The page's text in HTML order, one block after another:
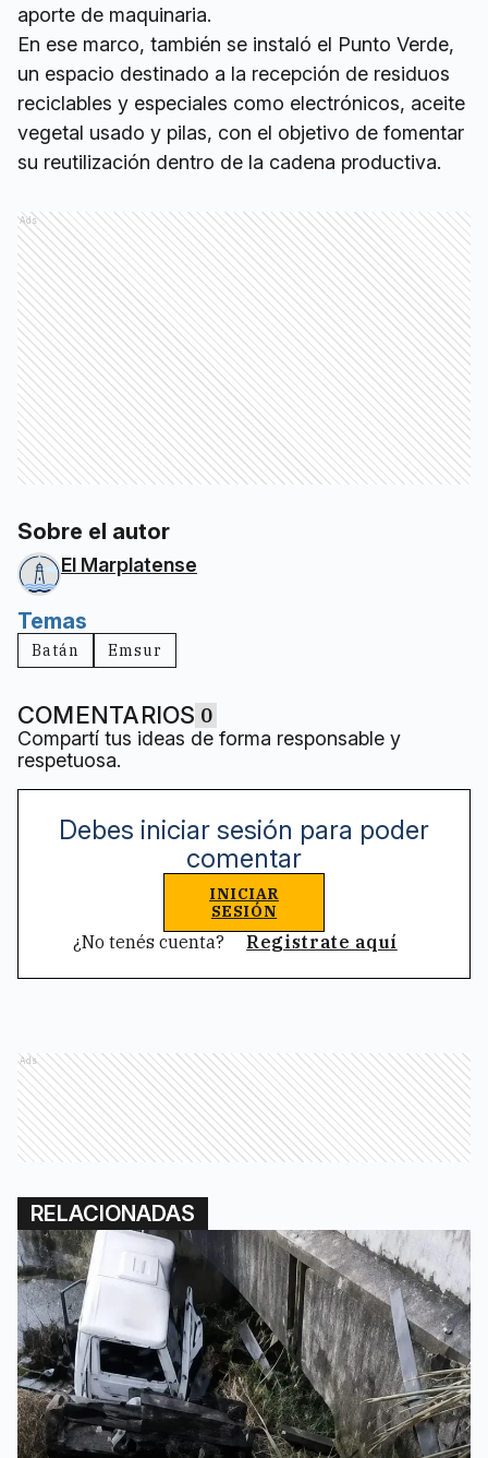
aporte de maquinaria.
En ese marco, también se instaló el Punto Verde,
un espacio destinado a la recepción de residuos
reciclables y especiales como electrónicos, aceite
vegetal usado y pilas, con el objetivo de fomentar
su reutilización dentro de la cadena productiva.
Ads
Sobre el autor
El Marplatense
Temas
Batán Emsur
COMENTARIOS 0
Compartí tus ideas de forma responsable y
respetuosa.
Debes iniciar sesión para poder
comentar
INICIAR
SESIÓN
¿No tenés cuenta? Registrate aquí
Ads
RELACIONADAS